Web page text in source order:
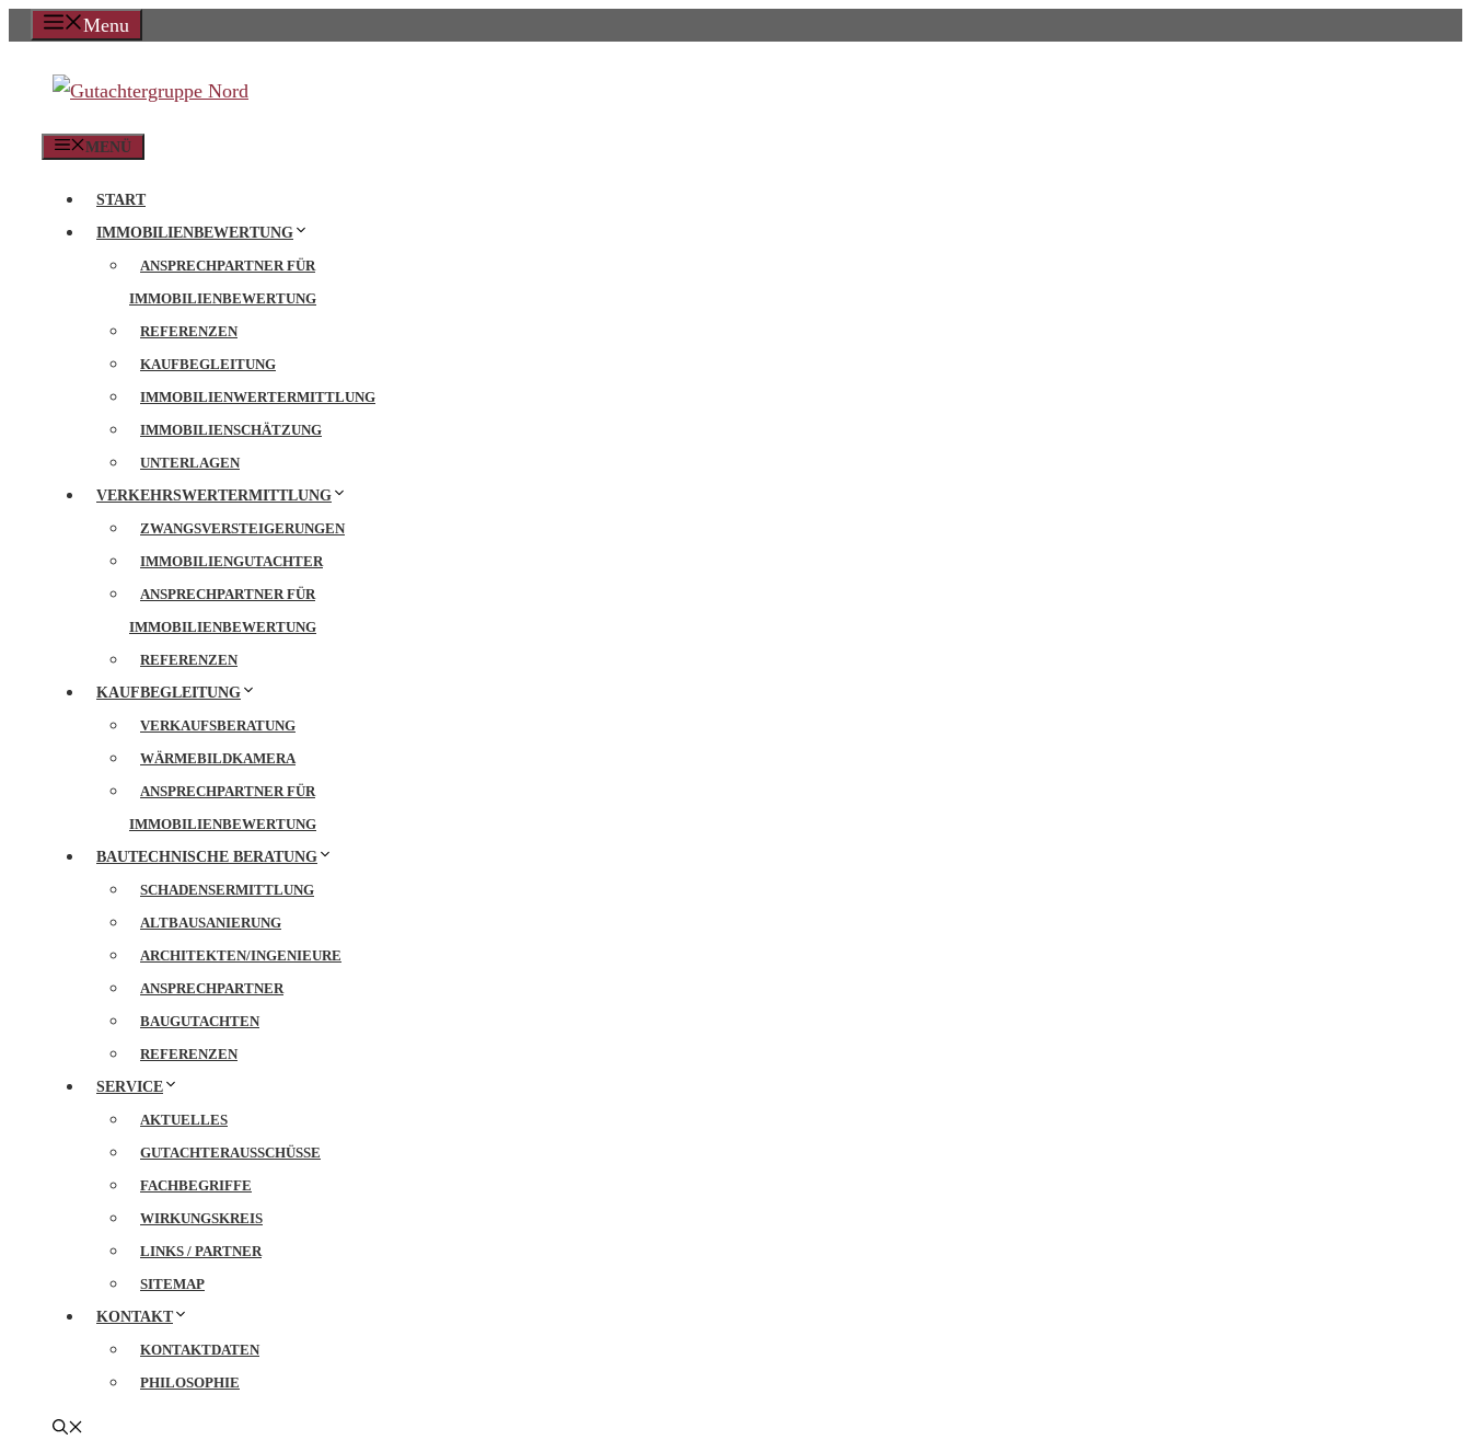
Zum
springen
Menu
MENÜ
START
IMMOBILIENBEWERTUNG
ANSPRECHPARTNER FÜR
IMMOBILIENBEWERTUNG
REFERENZEN
KAUFBEGLEITUNG
IMMOBILIENWERTERMITTLUNG
IMMOBILIENSCHÄTZUNG
UNTERLAGEN
VERKEHRSWERTERMITTLUNG
ZWANGSVERSTEIGERUNGEN
IMMOBILIENGUTACHTER
ANSPRECHPARTNER FÜR
IMMOBILIENBEWERTUNG
REFERENZEN
KAUFBEGLEITUNG
VERKAUFSBERATUNG
WÄRMEBILDKAMERA
ANSPRECHPARTNER FÜR
IMMOBILIENBEWERTUNG
BAUTECHNISCHE BERATUNG
SCHADENSERMITTLUNG
ALTBAUSANIERUNG
ARCHITEKTEN/INGENIEURE
ANSPRECHPARTNER
BAUGUTACHTEN
REFERENZEN
SERVICE
AKTUELLES
GUTACHTERAUSSCHÜSSE
FACHBEGRIFFE
WIRKUNGSKREIS
LINKS / PARTNER
SITEMAP
KONTAKT
KONTAKTDATEN
PHILOSOPHIE